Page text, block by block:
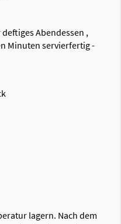
Abendessen ,
Minuten servierfertig -
lagern. Nach dem